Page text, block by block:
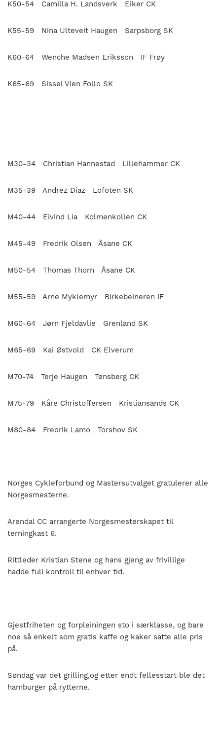
K50-54 Camilla H. Landsverk Eiker CK
K55-59 Nina Ulteveit Haugen Sarpsborg SK
K60-64 Wenche Madsen Eriksson IF Frøy
K65-69 Sissel Vien Follo SK
M30-34 Christian Hannestad Lillehammer CK
M35-39 Andrez Diaz Lofoten SK
M40-44 Eivind Lia Kolmenkollen CK
M45-49 Fredrik Olsen Åsane CK
M50-54 Thomas Thorn Åsane CK
M55-59 Arne Myklemyr Birkebeineren IF
M60-64 Jørn Fjeldavlie Grenland SK
M65-69 Kai Østvold CK Elverum
M70-74 Terje Haugen Tønsberg CK
M75-79 Kåre Christoffersen Kristiansands CK
M80-84 Fredrik Lamo Torshov SK
Norges Cykleforbund og Mastersutvalget gratulerer alle
Norgesmesterne.
Arendal CC arrangerte Norgesmesterskapet til
terningkast 6.
Rittleder Kristian Stene og hans gjeng av frivillige
hadde full kontroll til enhver tid.
Gjestfriheten og forpleiningen sto i særklasse, og bare
noe så enkelt som gratis kaffe og kaker satte alle pris
på.
Søndag var det grilling,og etter endt fellesstart ble det
hamburger på rytterne.